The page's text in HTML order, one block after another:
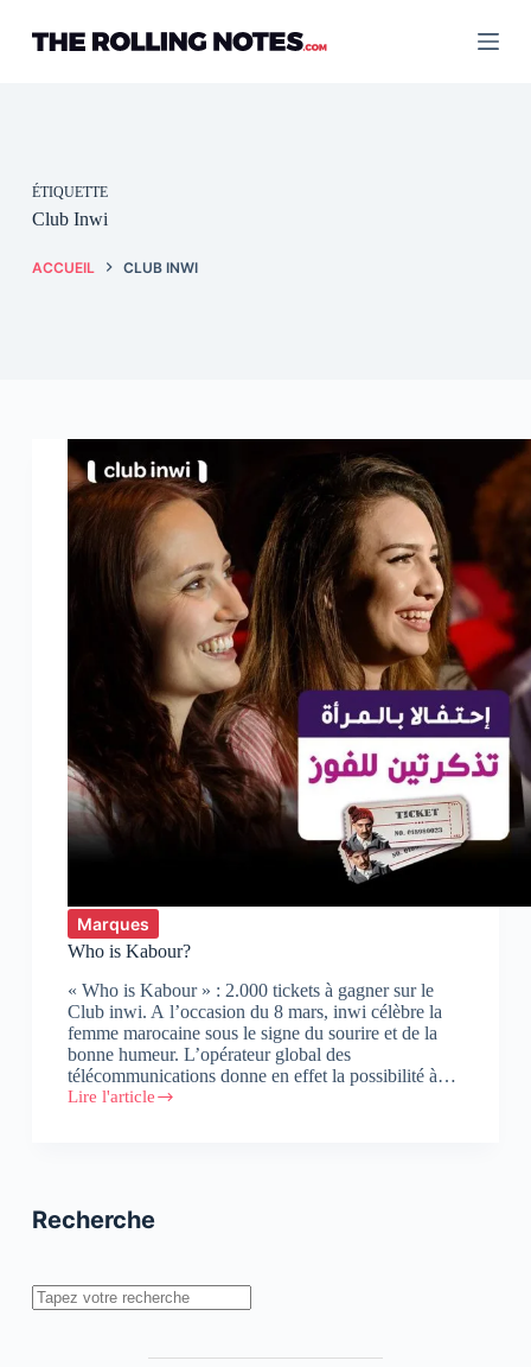
contenu
ÉTIQUETTE
Club Inwi
ACCUEIL CLUB INWI
Marques
Who is Kabour?
« Who is Kabour » : 2.000 tickets à gagner sur le
Club inwi. A l’occasion du 8 mars, inwi célèbre la
femme marocaine sous le signe du sourire et de la
bonne humeur. L’opérateur global des
télécommunications donne en effet la possibilité à…
Lire l'article
Who
Recherche
Rechercher